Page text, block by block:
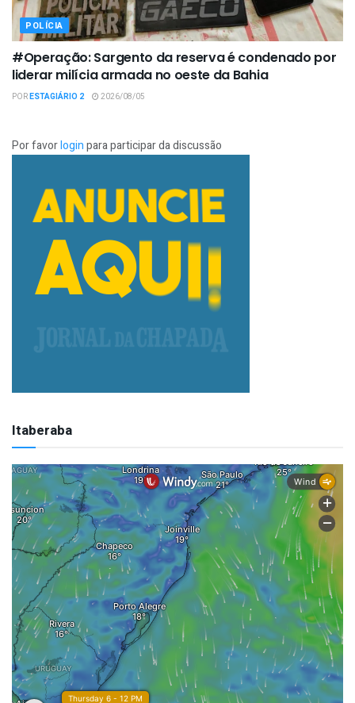
POLÍCIA
#Operação: Sargento da reserva é condenado por
liderar milícia armada no oeste da Bahia
PORESTAGIÁRIO 2 2026/08/05
Por favorloginpara participar da discussão
Itaberaba